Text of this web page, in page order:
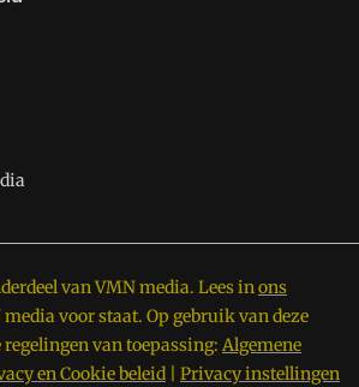
van VMN media. Lees inons
voor staat. Op gebruik van deze
van toepassing: Algemene
en Cookie beleid Privacy instellingen